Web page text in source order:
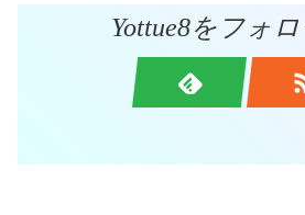
Yottue8をフォ